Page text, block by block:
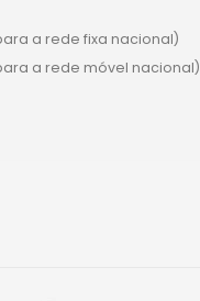
a rede fixa nacional)
a rede móvel nacional)